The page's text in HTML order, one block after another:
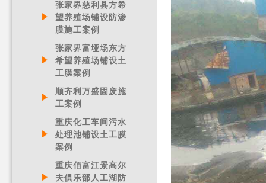
张家界慈利县方希
望养殖场铺设防渗
膜施工案例
张家界富垭场东方
希望养殖场铺设土
工膜案例
顺齐利万盛固废施
工案例
重庆化工车间污水
处理池铺设土工膜
案例
重庆佰富江景高尔
夫俱乐部人工湖防